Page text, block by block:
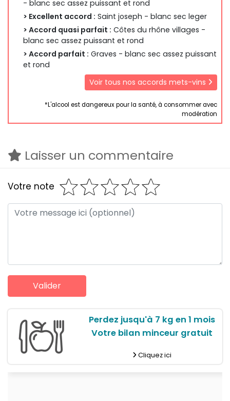
- blanc sec assez puissant et rond
> Excellent accord : Saint joseph - blanc sec leger
> Accord quasi parfait : Côtes du rhône villages -
blanc sec assez puissant et rond
> Accord parfait : Graves - blanc sec assez puissant
et rond
Voir tous nos accords mets-vins
*L'alcool est dangereux pour la santé, à consommer avec
modération
Laisser un commentaire
Votre note
Perdez jusqu'à 7 kg en 1 mois
Votre bilan minceur gratuit
Cliquez ici